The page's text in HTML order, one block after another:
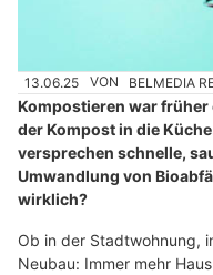
13.06.25 VON BELMEDIA
Kompostieren war früher
der Kompost in die
versprechen schnelle,
Umwandlung von
wirklich?
Ob in der Stadtwohnung,
Neubau: Immer mehr